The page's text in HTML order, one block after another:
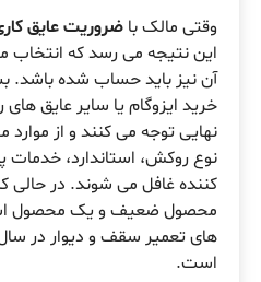
وقتی مالک با ضروریت عایق
این نتیجه می رسد که انتخاب
آن نیز باید حساب شده باشد.
خرید ایزوگام یا سایر عایق
نهایی توجه می کنند و از
نوع روکش، استاندارد،
کننده غافل می شوند. در
محصول ضعیف و یک محصول
های تعمیر سقف و دیوار در
است.